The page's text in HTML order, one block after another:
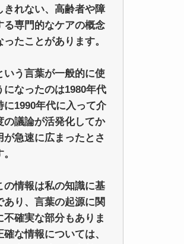
きれない、高齢者や障
る専門的なケアの概念
たことがあります。
いう言葉が一般的に使
になったのは1980年代
に1990年代に入って介
の議論が活発化してか
が急速に広まったとさ
の情報は私の知識に基
あり、言葉の起源に関
不確実な部分もありま
な情報については、